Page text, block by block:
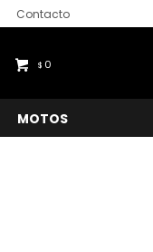
MOTOS
$ 0
Contacto